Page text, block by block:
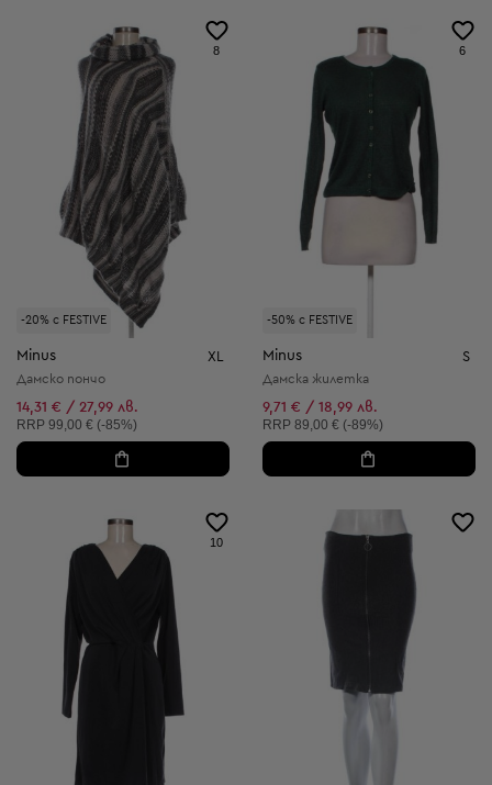
-20% с FESTIVE
8
Minus XL
Дамско пончо
14,31 € / 27,99 лв.
Препоръчителна цена:
RRP 99,00 € (-85%)
-50% с FESTIVE
6
Minus S
Дамска жилетка
9,71 € / 18,99 лв.
Препоръчителна цена:
RRP 89,00 € (-89%)
10